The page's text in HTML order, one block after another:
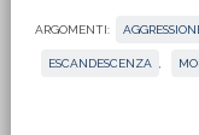
ARGOMENTI:
ESCANDESCENZA